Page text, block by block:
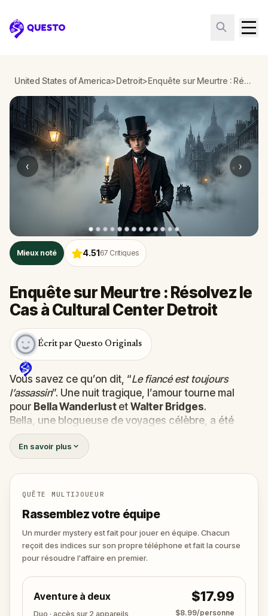
Questo
United States of America>Detroit> Enquête sur Meurtre : Résolvez le Cas à Cultural Center Detroit
‹ ›
Mieux noté 4.5167 Critiques
Enquête sur Meurtre : Résolvez le
Cas à Cultural Center Detroit
Écrit par Questo Originals
Vous savez ce qu’on dit, “Le fiancé est toujours
l’assassin”. Une nuit tragique, l’amour tourne mal
pour Bella Wanderlust et Walter Bridges.
Bella, une blogueuse de voyages célèbre, a été
retrouvéemorte
théâtralPercy Shadows
de découvrir la vérité.
Est-ce que ce meutre a été commis par Walter, le
fiancé obsessif ?
spectacle ?
Ou encore par quelqu’un d’autre, tapis dans l’ombre
🔎 Rassemblez les indices, interrogez les
qu’il ne frappe à nouveau. Préparez de quoi noter
les preuves.
En savoir plus
QUÊTE MULTIJOUEUR
Rassemblez votre équipe
Un murder mystery est fait pour jouer en équipe. Chacun
reçoit des indices sur son propre téléphone et fait la course
pour résoudre l'affaire en premier.
Aventure à deux
Duo · accès sur 2 appareils
$17.99
$8.99/personne